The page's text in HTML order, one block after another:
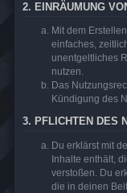
2. EINRÄUMUNG
Mit dem
einfaches,
unentgeltliches
nutzen.
Das
Kündigung des
3. PFLICHTEN DES
Du erklärst mit
Inhalte enthält,
verstoßen. Du
die in deinen